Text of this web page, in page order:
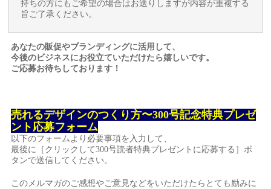
持ちの方にもご希望の場合はお送りしますが内容が重複する
旨ご了承ください。
あなたの販促やブランディングに活用して、
今後のビジネスにお役立ていただけたら嬉しいです。
ご応募お待ちしております！
売れるデザインのつくり方〜300号記念特典プレゼ
ント応募フォーム
以下のフォームより必要事項を入力して、
最後に［クリックして300号読者特典プレゼントに応募する］ボ
タンで送信してください。
このメルマガのご感想やご意見などをいただけたらとても励みに